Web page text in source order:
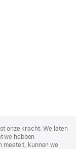
onze kracht. We laten
we hebben
meetelt, kunnen we